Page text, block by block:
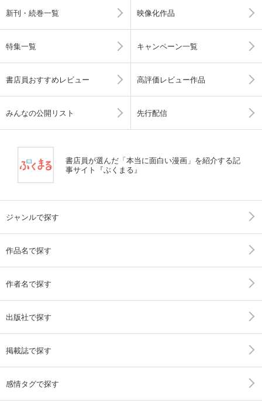
新刊・続巻一覧 映像化作品
特集一覧 キャンペーン一覧
書店員おすすめレビュー 高評価レビュー作品
みんなの公開リスト 先行配信
書店員が選んだ「本当に面白い漫画」を紹介する記
事サイト『ぶくまる』
ジャンルで探す
作品名で探す
作者名で探す
出版社で探す
掲載誌で探す
感情タグで探す